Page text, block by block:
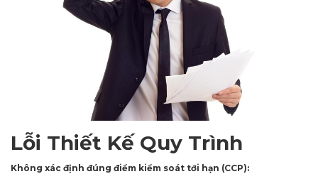
Lỗi Thiết Kế Quy Trình
Không xác định đúng điểm kiểm soát tới hạn (CCP):